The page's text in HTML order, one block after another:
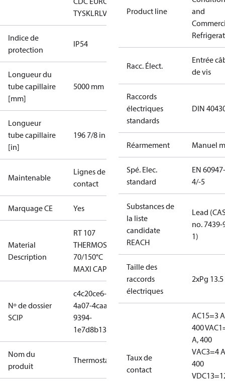
TYSKLRLVD RMRSRoHSTYSK
Indice de
protection
IP54
Longueur du
tube capillaire
[mm]
5000 mm
Longueur
tube capillaire
[in]
196 7/8 in
Maintenable
Lignes de
contact
Marquage CE Yes
Material
Description
RT 107
THERMOSTAT
70/150°C
MAXI CAP5M
Nº de dossier
SCIP
c4c20ce6-
4a07-4caa-
9394-
1e7d8b13ffec
Nom du
produit
Thermostat
Product line
and
Racc. Élect.
Entrée
de vis
Raccords
électriques
standards
DIN
Réarmement Manuel
Spé. Elec.
standard
EN 60947-
4/-5
Substances de
la liste
candidate
REACH
Lead
no. 7439-
1)
Taille des
raccords
électriques
2xPg 13.5
Taux de
contact
AC15=3
400 V
A, 400
VAC3=4
400
V